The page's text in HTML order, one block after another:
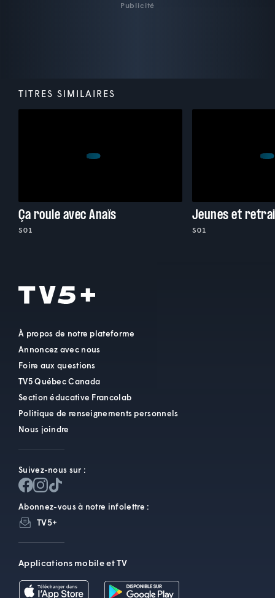
Publicité
TITRES SIMILAIRES
Ça roule avec Anaïs
S01
Jeunes et
S01
À propos de notre plateforme
Annoncez avec nous
Foire aux questions
TV5 Québec Canada
Section éducative Francolab
Politique de renseignements personnels
Nous joindre
Suivez-nous sur :
Abonnez-vous à notre infolettre :
TV5+
Applications mobile et TV